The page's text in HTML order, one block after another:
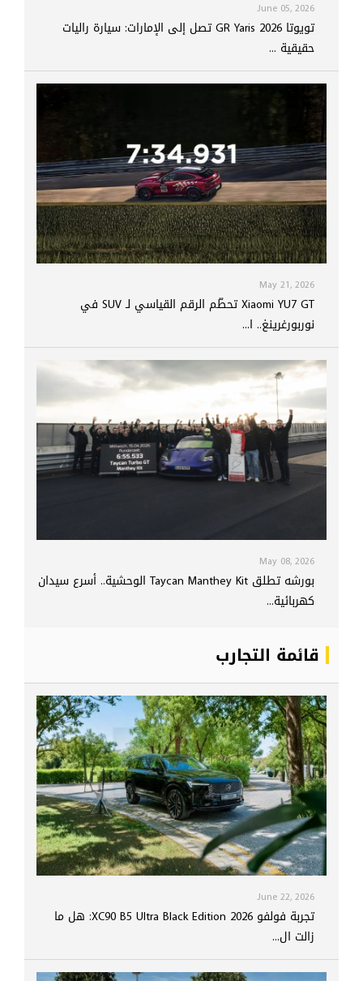
June 05, 2026
تويوتا GR Yaris 2026 تصل إلى الإمارات: سيارة راليات
حقيقية ...
May 21, 2026
Xiaomi YU7 GT تحطّم الرقم القياسي لـ SUV في
نوربورغرينغ.. ا...
May 08, 2026
بورشه تطلق Taycan Manthey Kit الوحشية.. أسرع سيدان
كهربائية...
قائمة التجارب
June 22, 2026
تجربة فولفو XC90 B5 Ultra Black Edition 2026: هل ما
زالت ال...